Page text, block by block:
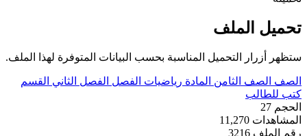
الملف
التحميل المناسبة بحسب البيانات المتوفرة لهذا الملف.
الثامن المادة رياضيات الفصل الفصل الثاني القسم
11,270
3216